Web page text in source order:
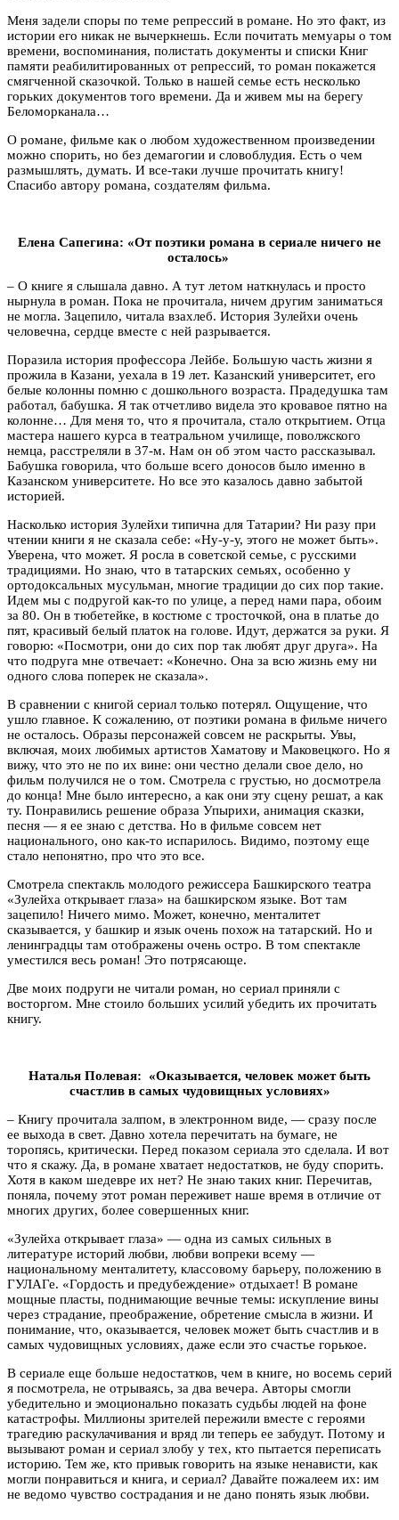
Меня задели споры по теме репрессий в романе. Но это факт, из
истории его никак не вычеркнешь. Если почитать мемуары о том
времени, воспоминания, полистать документы и списки Книг
памяти реабилитированных от репрессий, то роман покажется
смягченной сказочкой. Только в нашей семье есть несколько
горьких документов того времени. Да и живем мы на берегу
Беломорканала…
О романе, фильме как о любом художественном произведении
можно спорить, но без демагогии и словоблудия. Есть о чем
размышлять, думать. И все-таки лучше прочитать книгу!
Спасибо автору романа, создателям фильма.
Елена Сапегина: «От поэтики романа в сериале ничего не
осталось»
– О книге я слышала давно. А тут летом наткнулась и просто
нырнула в роман. Пока не прочитала, ничем другим заниматься
не могла. Зацепило, читала взахлеб. История Зулейхи очень
человечна, сердце вместе с ней разрывается.
Поразила история профессора Лейбе. Большую часть жизни я
прожила в Казани, уехала в 19 лет. Казанский университет, его
белые колонны помню с дошкольного возраста. Прадедушка там
работал, бабушка. Я так отчетливо видела это кровавое пятно на
колонне… Для меня то, что я прочитала, стало открытием. Отца
мастера нашего курса в театральном училище, поволжского
немца, расстреляли в 37-м. Нам он об этом часто рассказывал.
Бабушка говорила, что больше всего доносов было именно в
Казанском университете. Но все это казалось давно забытой
историей.
Насколько история Зулейхи типична для Татарии? Ни разу при
чтении книги я не сказала себе: «Ну-у-у, этого не может быть».
Уверена, что может. Я росла в советской семье, с русскими
традициями. Но знаю, что в татарских семьях, особенно у
ортодоксальных мусульман, многие традиции до сих пор такие.
Идем мы с подругой как-то по улице, а перед нами пара, обоим
за 80. Он в тюбетейке, в костюме с тросточкой, она в платье до
пят, красивый белый платок на голове. Идут, держатся за руки. Я
говорю: «Посмотри, они до сих пор так любят друг друга». На
что подруга мне отвечает: «Конечно. Она за всю жизнь ему ни
одного слова поперек не сказала».
В сравнении с книгой сериал только потерял. Ощущение, что
ушло главное. К сожалению, от поэтики романа в фильме ничего
не осталось. Образы персонажей совсем не раскрыты. Увы,
включая, моих любимых артистов Хаматову и Маковецкого. Но я
вижу, что это не по их вине: они честно делали свое дело, но
фильм получился не о том. Смотрела с грустью, но досмотрела
до конца! Мне было интересно, а как они эту сцену решат, а как
ту. Понравились решение образа Упырихи, анимация сказки,
песня — я ее знаю с детства. Но в фильме совсем нет
национального, оно как-то испарилось. Видимо, поэтому еще
стало непонятно, про что это все.
Смотрела спектакль молодого режиссера Башкирского театра
«Зулейха открывает глаза» на башкирском языке. Вот там
зацепило! Ничего мимо. Может, конечно, менталитет
сказывается, у башкир и язык очень похож на татарский. Но и
ленинградцы там отображены очень остро. В том спектакле
уместился весь роман! Это потрясающе.
Две моих подруги не читали роман, но сериал приняли с
восторгом. Мне стоило больших усилий убедить их прочитать
книгу.
Наталья Полевая: «Оказывается, человек может быть
счастлив в самых чудовищных условиях»
– Книгу прочитала залпом, в электронном виде, — сразу после
ее выхода в свет. Давно хотела перечитать на бумаге, не
торопясь, критически. Перед показом сериала это сделала. И вот
что я скажу. Да, в романе хватает недостатков, не буду спорить.
Хотя в каком шедевре их нет? Не знаю таких книг. Перечитав,
поняла, почему этот роман переживет наше время в отличие от
многих других, более совершенных книг.
«Зулейха открывает глаза» — одна из самых сильных в
литературе историй любви, любви вопреки всему —
национальному менталитету, классовому барьеру, положению в
ГУЛАГе. «Гордость и предубеждение» отдыхает! В романе
мощные пласты, поднимающие вечные темы: искупление вины
через страдание, преображение, обретение смысла в жизни. И
понимание, что, оказывается, человек может быть счастлив и в
самых чудовищных условиях, даже если это счастье горькое.
В сериале еще больше недостатков, чем в книге, но восемь серий
я посмотрела, не отрываясь, за два вечера. Авторы смогли
убедительно и эмоционально показать судьбы людей на фоне
катастрофы. Миллионы зрителей пережили вместе с героями
трагедию раскулачивания и вряд ли теперь ее забудут. Потому и
вызывают роман и сериал злобу у тех, кто пытается переписать
историю. Тем же, кто привык говорить на языке ненависти, как
могли понравиться и книга, и сериал? Давайте пожалеем их: им
не ведомо чувство сострадания и не дано понять язык любви.